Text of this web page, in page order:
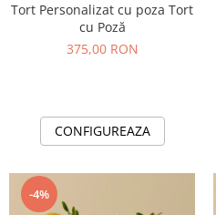
Tort Personalizat cu poza Tort
cu Poză
375,00 RON
CONFIGUREAZA
-4%